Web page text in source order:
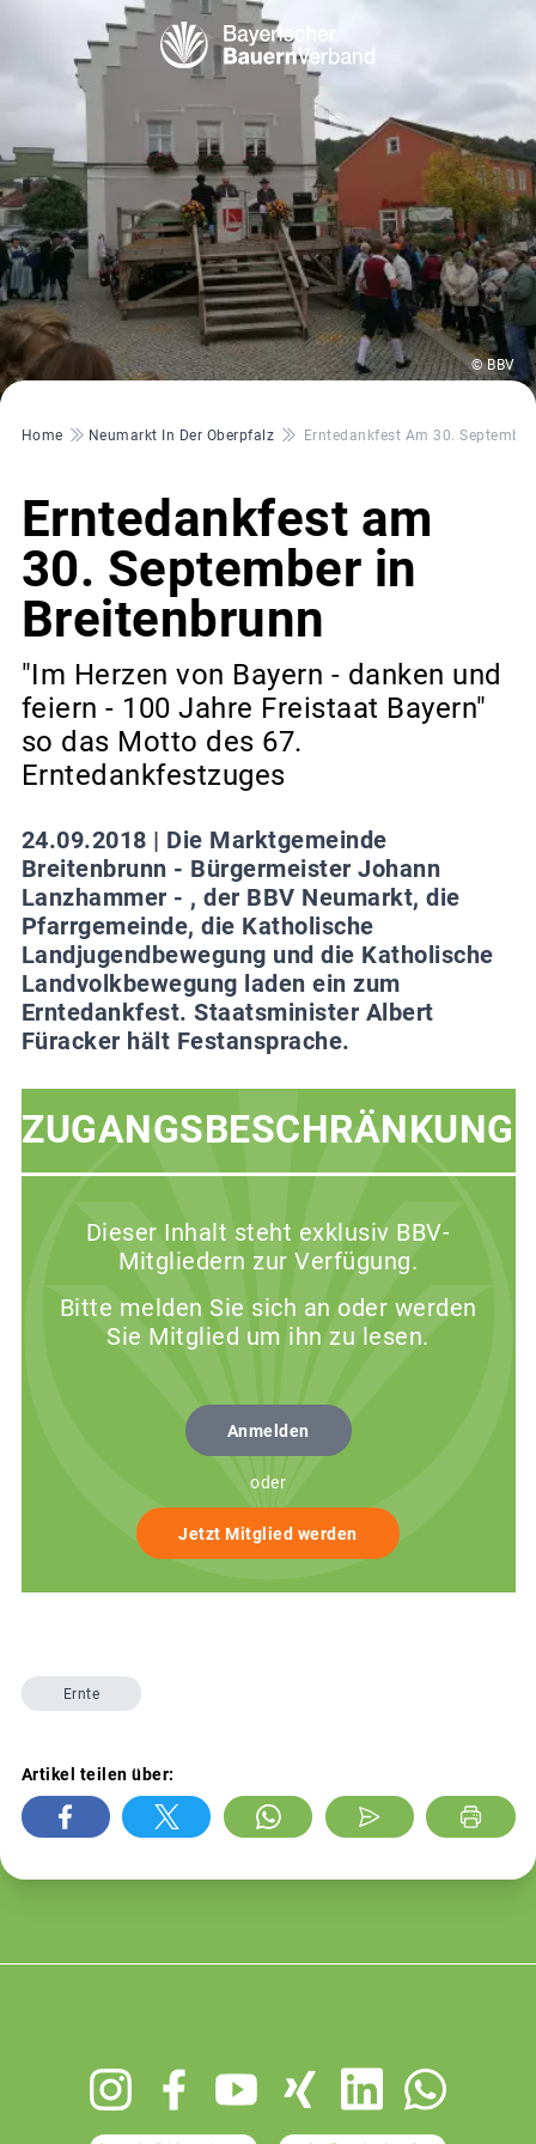
© BBV
Pfadnavigation
Home Neumarkt In Der Oberpfalz Erntedankfest Am 30.
Erntedankfest am
30. September in
Breitenbrunn
"Im Herzen von Bayern - danken und
feiern - 100 Jahre Freistaat Bayern"
so das Motto des 67.
Erntedankfestzuges
24.09.2018 | Die Marktgemeinde
Breitenbrunn - Bürgermeister Johann
Lanzhammer - , der BBV Neumarkt, die
Pfarrgemeinde, die Katholische
Landjugendbewegung und die Katholische
Landvolkbewegung laden ein zum
Erntedankfest. Staatsminister Albert
Füracker hält Festansprache.
ZUGANGSBESCHRÄNKUNG
Dieser Inhalt steht exklusiv BBV-
Mitgliedern zur Verfügung.
Bitte melden Sie sich an oder werden
Sie Mitglied um ihn zu lesen.
Anmelden
oder
Jetzt Mitglied werden
Ernte
Artikel teilen über: